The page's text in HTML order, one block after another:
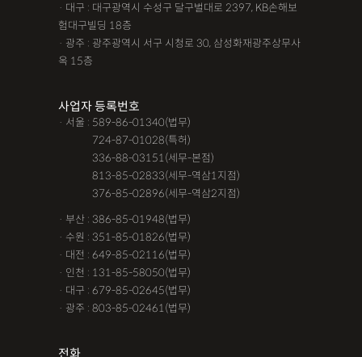
· 대구 : 대구광역시 수성구 달구벌대로 2397, KB손해보
험대구빌딩 18층
· 광주 : 광주광역시 서구 시청로 30, 삼성화재광주상무사
옥 15층
사업자 등록번호
· 서울 : 589-86-01340(법무)
724-87-01028(특허)
336-88-03151(세무-본점)
813-85-02833(세무-역삼1지점)
376-85-02896(세무-역삼2지점)
· 부산 : 386-85-01948(법무)
· 수원 : 351-85-01826(법무)
· 대전 : 649-85-02116(법무)
· 인천 : 131-85-58050(법무)
· 대구 : 679-85-02645(법무)
· 광주 : 803-85-02461(법무)
전화